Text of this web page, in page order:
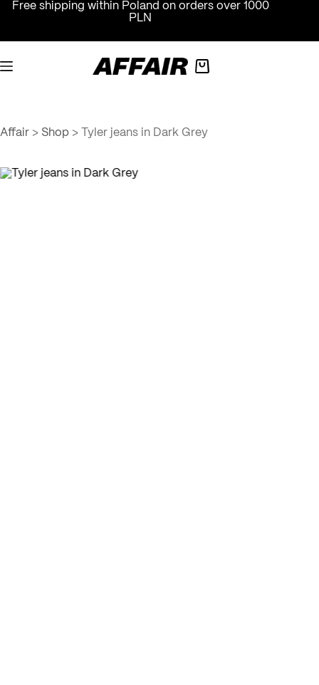
SkipFree shipping within Poland on orders over 1000
PLN
Shopping
Affair > Shop > Tyler jeans in Dark Grey